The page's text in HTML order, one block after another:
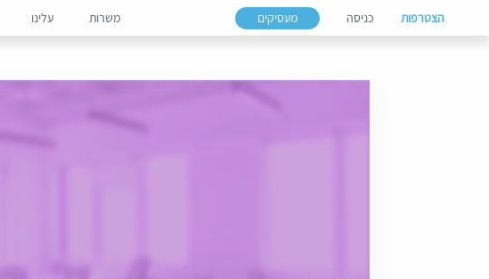
הצטרפות כניסה מעסיקים משרות עלינו